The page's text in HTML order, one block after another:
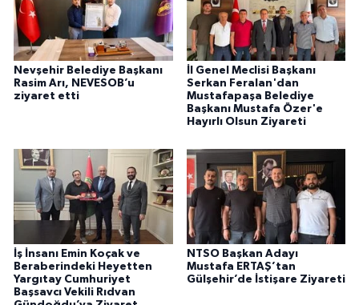
Nevşehir Belediye Başkanı
Rasim Arı, NEVESOB’u
ziyaret etti
İl Genel Meclisi Başkanı
Serkan Feralan'dan
Mustafapaşa Belediye
Başkanı Mustafa Özer'e
Hayırlı Olsun Ziyareti
İş İnsanı Emin Koçak ve
Beraberindeki Heyetten
Yargıtay Cumhuriyet
Başsavcı Vekili Rıdvan
NTSO Başkan Adayı
Mustafa ERTAŞ’tan
Gülşehir’de İstişare Ziyareti